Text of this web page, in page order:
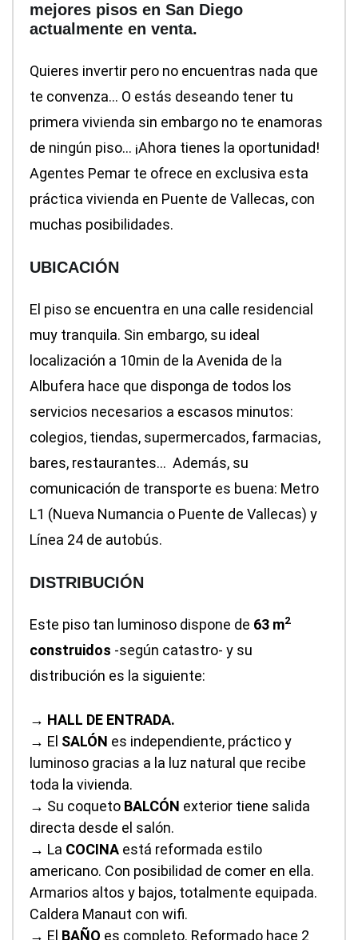
mejores pisos en San Diego
actualmente en venta.
Quieres invertir pero no encuentras nada que
te convenza… O estás deseando tener tu
primera vivienda sin embargo no te enamoras
de ningún piso… ¡Ahora tienes la oportunidad!
Agentes Pemar te ofrece en exclusiva esta
práctica vivienda en Puente de Vallecas, con
muchas posibilidades.
UBICACIÓN
El piso se encuentra en una calle residencial
muy tranquila. Sin embargo, su ideal
localización a 10min de la Avenida de la
Albufera hace que disponga de todos los
servicios necesarios a escasos minutos:
colegios, tiendas, supermercados, farmacias,
bares, restaurantes… Además, su
comunicación de transporte es buena: Metro
L1 (Nueva Numancia o Puente de Vallecas) y
Línea 24 de autobús.
DISTRIBUCIÓN
Este piso tan luminoso dispone de 63 m2
construidos -según catastro- y su
distribución es la siguiente:
→ HALL DE ENTRADA.
→ El SALÓN es independiente, práctico y
luminoso gracias a la luz natural que recibe
toda la vivienda.
→ Su coqueto BALCÓN exterior tiene salida
directa desde el salón.
→ La COCINA está reformada estilo
americano. Con posibilidad de comer en ella.
Armarios altos y bajos, totalmente equipada.
Caldera Manaut con wifi.
→ El BAÑO es completo. Reformado hace 2